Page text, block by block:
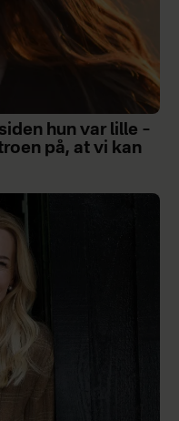
hun var lille –
på, at vi kan